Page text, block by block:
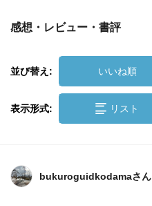
感想・レビュー・書評
並び替え: いいね順
表示形式: リスト
bukuroguidkodamaさん